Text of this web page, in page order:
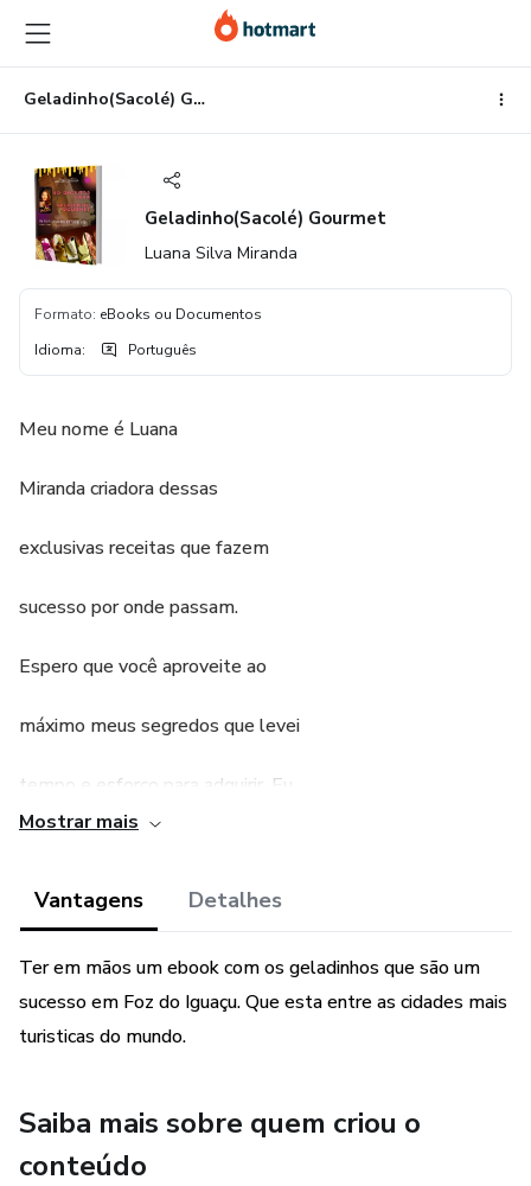
para
o
conteúdo
principal
para
o
pagamento
para
o
rodapé
Geladinho(Sacolé) Gourmet
Geladinho(Sacolé) Gourmet
Luana Silva Miranda
Formato: eBooks ou Documentos
Idioma: Português
Meu nome é Luana
Miranda criadora dessas
exclusivas receitas que fazem
sucesso por onde passam.
Espero que você aproveite ao
máximo meus segredos que levei
tempo e esforço para adquirir. Eu
pensando no seu sucesso
Mostrar mais
Vantagens Detalhes
Ter em mãos um ebook com os geladinhos que são um
sucesso em Foz do Iguaçu. Que esta entre as cidades mais
turisticas do mundo.
Saiba mais sobre quem criou o
conteúdo